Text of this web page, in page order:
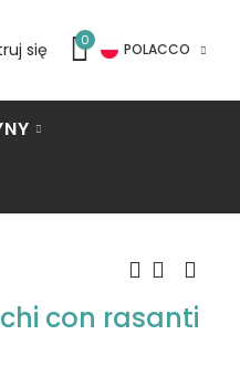
się 0
POLACCO
con rasanti